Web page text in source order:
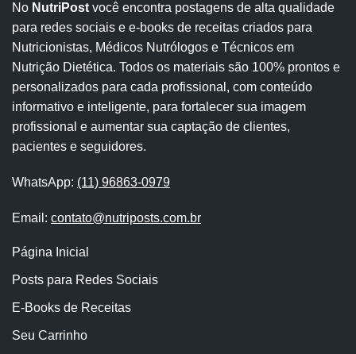
No NutriPost você encontra postagens de alta qualidade
para redes sociais e e-books de receitas criados para
Nutricionistas, Médicos Nutrólogos e Técnicos em
Nutrição Dietética. Todos os materiais são 100% prontos e
personalizados para cada profissional, com conteúdo
informativo e inteligente, para fortalecer sua imagem
profissional e aumentar sua captação de clientes,
pacientes e seguidores.
WhatsApp: (11) 96863-0979
Email: contato@nutriposts.com.br
Página Inicial
Posts para Redes Sociais
E-Books de Receitas
Seu Carrinho